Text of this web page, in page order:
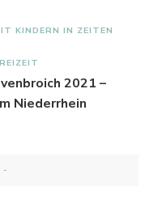
KINDERN IN ZEITEN
2021 –
Niederrhein
-